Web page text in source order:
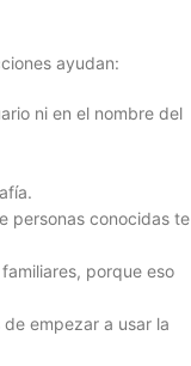
ayudan:
ni en el nombre del
personas conocidas te
porque eso
empezar a usar la